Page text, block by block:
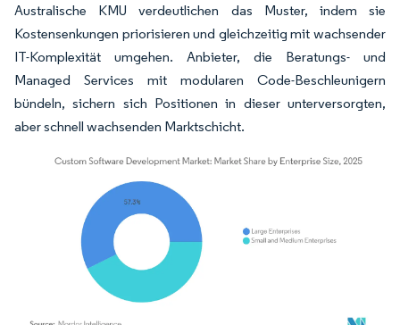
Australische KMU verdeutlichen das Muster, indem sie
Kostensenkungen priorisieren und gleichzeitig mit wachsender
IT-Komplexität umgehen. Anbieter, die Beratungs- und
Managed Services mit modularen Code-Beschleunigern
bündeln, sichern sich Positionen in dieser unterversorgten,
aber schnell wachsenden Marktschicht.